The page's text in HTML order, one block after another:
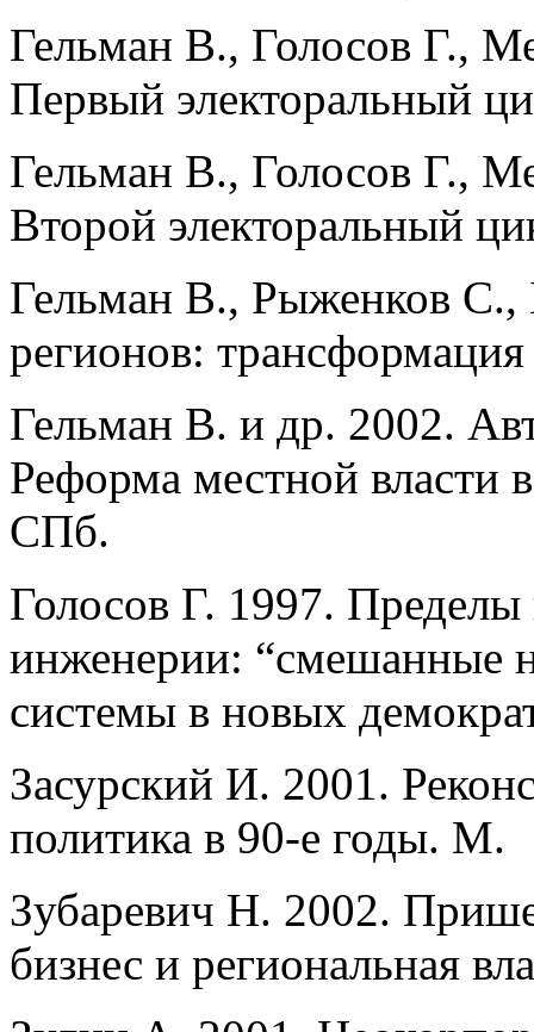
Гельман В., Голосов Г.,
Первый электоральный
Гельман В., Голосов Г.,
Второй электоральный
Гельман В., Рыженков
регионов:
Гельман В. и др. 2002.
Реформа местной власти
СПб.
Голосов Г. 1997.
инженерии: “смешанные
системы в новых
Засурский И. 2001.
политика в 90-е годы. М.
Зубаревич Н. 2002.
бизнес и региональная